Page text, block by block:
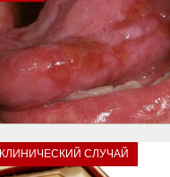
КЛИНИЧЕСКИЙ СЛУЧАЙ